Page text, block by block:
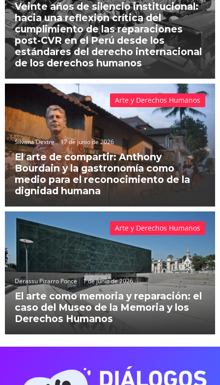
Veinte años de silencio institucional:
hacia una reflexión crítica del
cumplimiento de las reparaciones
post-CVR en el Perú desde los
estándares del derecho internacional
de los derechos humanos
Silvana Dextre 17 de junio de 2026
El arte de compartir: Anthony
Bourdain y la gastronomía como
medio para el reconocimiento de la
dignidad humana
Arte y Derechos Humanos
Derassu Pizarro Ponce 1 de junio de 2026
El arte como memoria y reparación: el
caso del Museo de la Memoria y los
Derechos Humanos
Arte y Derechos Humanos